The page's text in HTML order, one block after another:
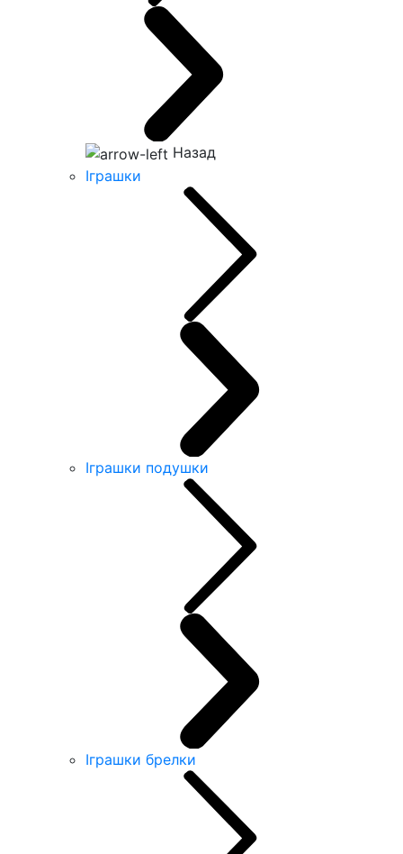
Назад
Іграшки
Іграшки подушки
Іграшки брелки